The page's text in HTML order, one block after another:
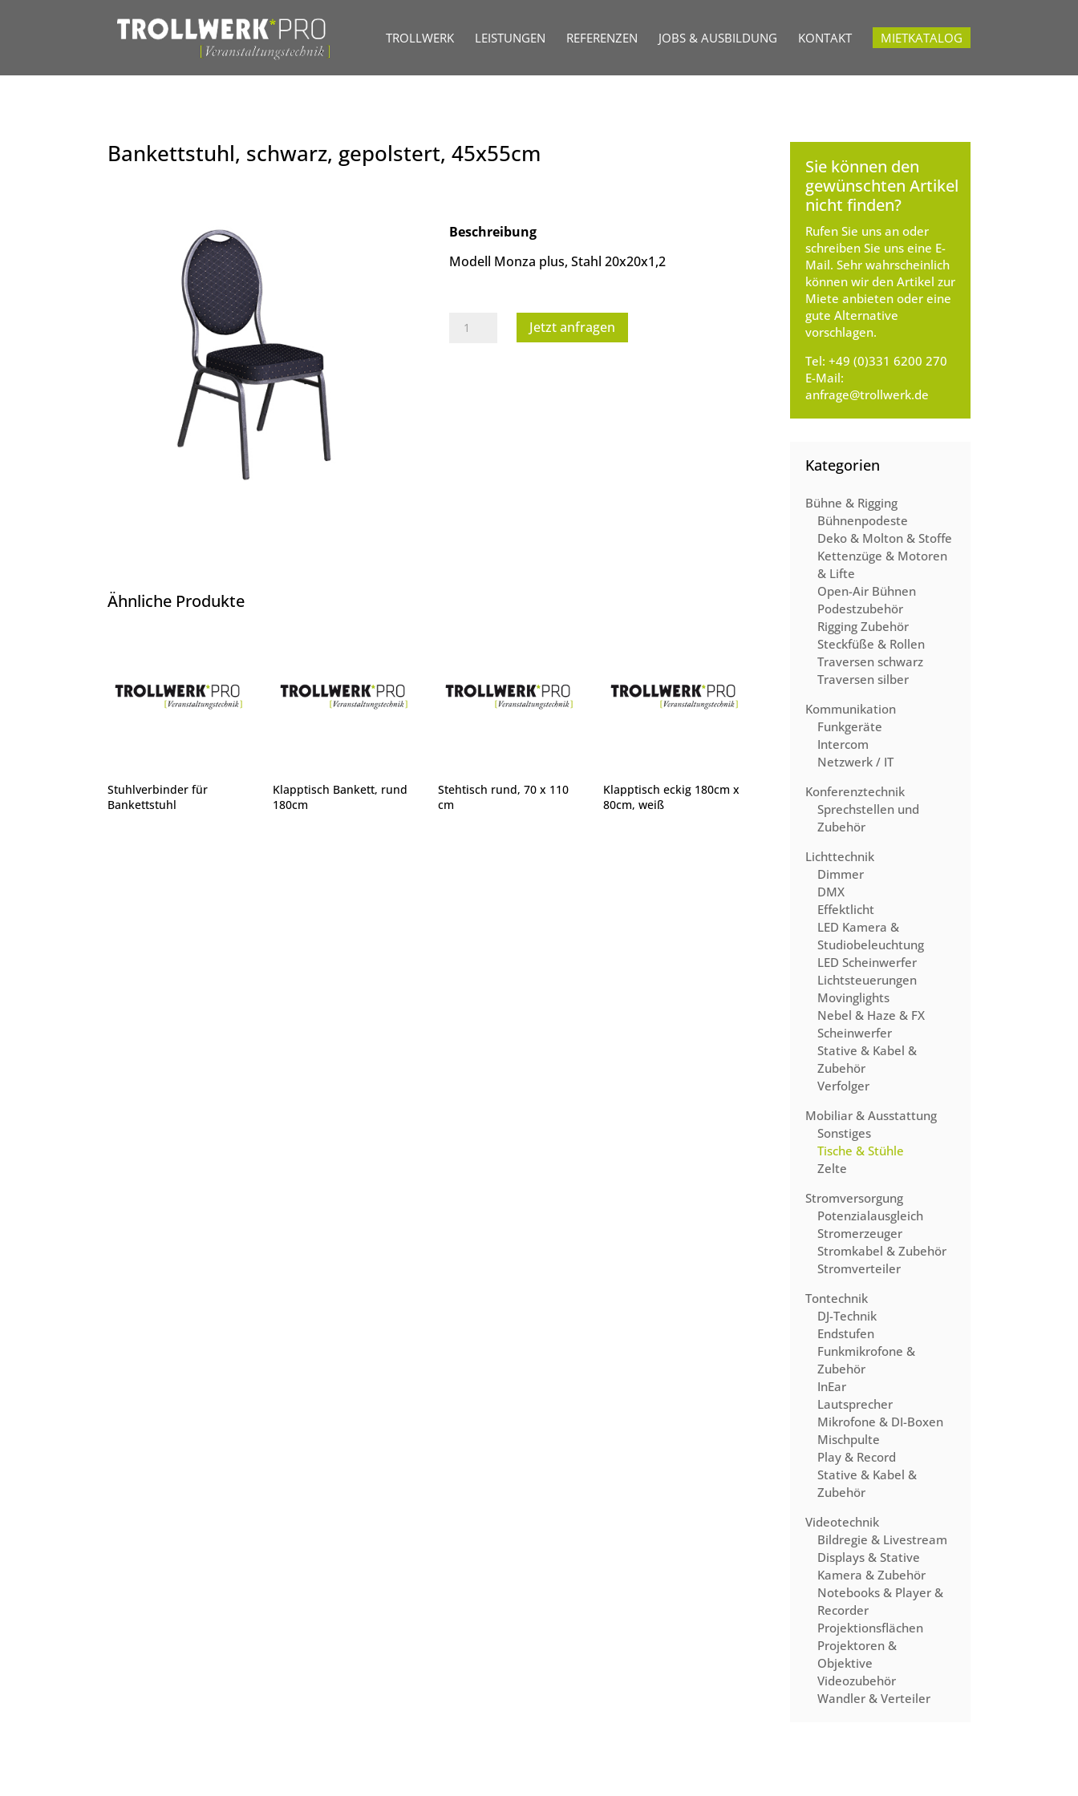
TROLLWERK LEISTUNGEN REFERENZEN JOBS & AUSBILDUNG KONTAKT MIETKATALOG
Bankettstuhl, schwarz, gepolstert, 45x55cm
Beschreibung
Modell Monza plus, Stahl 20x20x1,2
Bankettstuhl, Jetzt anfragen
Ähnliche Produkte
Stuhlverbinder für
Bankettstuhl
Klapptisch Bankett, rund
180cm
Stehtisch rund, 70 x 110
cm
Klapptisch eckig 180cm x
80cm, weiß
Sie können den
gewünschten Artikel
nicht finden?
Rufen Sie uns an oder
schreiben Sie uns eine E-
Mail. Sehr wahrscheinlich
können wir den Artikel zur
Miete anbieten oder eine
gute Alternative
vorschlagen.
Tel:+49 (0)331 6200 270
E-Mail:
anfrage@trollwerk.de
Kategorien
Bühne & Rigging
Bühnenpodeste
Deko & Molton & Stoffe
Kettenzüge & Motoren
& Lifte
Open-Air Bühnen
Podestzubehör
Rigging Zubehör
Steckfüße & Rollen
Traversen schwarz
Traversen silber
Kommunikation
Funkgeräte
Intercom
Netzwerk / IT
Konferenztechnik
Sprechstellen und
Zubehör
Lichttechnik
Dimmer
DMX
Effektlicht
LED Kamera &
Studiobeleuchtung
LED Scheinwerfer
Lichtsteuerungen
Movinglights
Nebel & Haze & FX
Scheinwerfer
Stative & Kabel &
Zubehör
Verfolger
Mobiliar & Ausstattung
Sonstiges
Tische & Stühle
Zelte
Stromversorgung
Potenzialausgleich
Stromerzeuger
Stromkabel & Zubehör
Stromverteiler
Tontechnik
DJ-Technik
Endstufen
Funkmikrofone &
Zubehör
InEar
Lautsprecher
Mikrofone & DI-Boxen
Mischpulte
Play & Record
Stative & Kabel &
Zubehör
Videotechnik
Bildregie & Livestream
Displays & Stative
Kamera & Zubehör
Notebooks & Player &
Recorder
Projektionsflächen
Projektoren &
Objektive
Videozubehör
Wandler & Verteiler